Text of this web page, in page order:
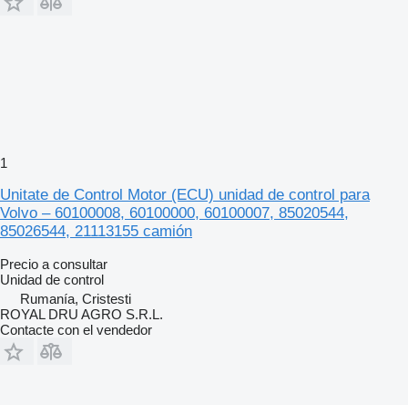
1
Unitate de Control Motor (ECU) unidad de control para
Volvo – 60100008, 60100000, 60100007, 85020544,
85026544, 21113155 camión
Precio a consultar
Unidad de control
Rumanía, Cristesti
ROYAL DRU AGRO S.R.L.
Contacte con el vendedor